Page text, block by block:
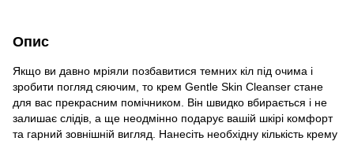
Опис
Якщо ви давно мріяли позбавитися темних кіл під очима і
зробити погляд сяючим, то крем Gentle Skin Cleanser стане
для вас прекрасним помічником. Він швидко вбирається і не
залишає слідів, а ще неодмінно подарує вашій шкірі комфорт
та гарний зовнішній вигляд. Нанесіть необхідну кількість крему